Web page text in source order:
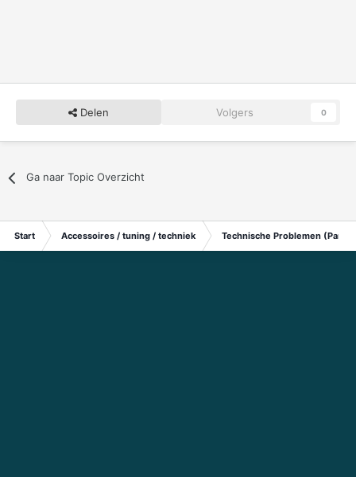
Delen Volgers 0
Ga naar Topic Overzicht
Start Accessoires / tuning / techniek Technische Problemen